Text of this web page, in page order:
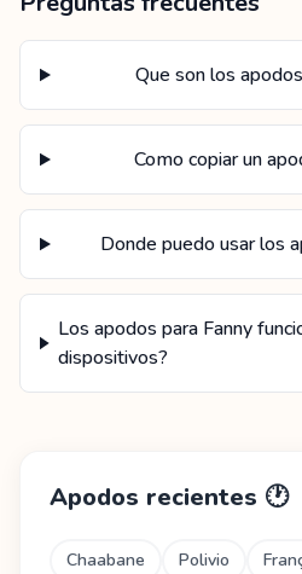
Que son los
Como copiar un
Donde puedo usar los
Los apodos para Fanny
dispositivos?
Apodos recientes 🕐
Chaabane Polivio